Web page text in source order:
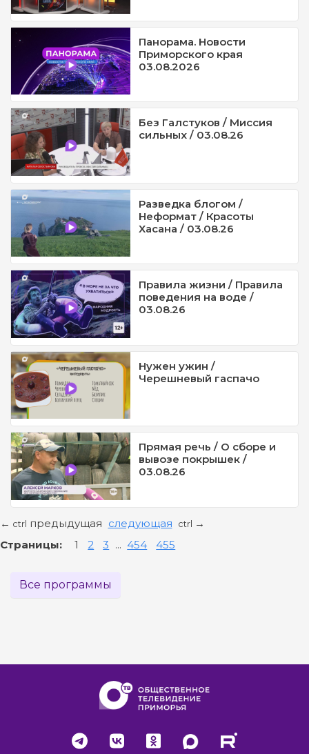
Панорама. Новости
Приморского края
03.08.2026
Без Галстуков / Миссия
сильных / 03.08.26
Разведка блогом /
Неформат / Красоты
Хасана / 03.08.26
Правила жизни / Правила
поведения на воде /
03.08.26
Нужен ужин /
Черешневый гаспачо
Прямая речь / О сборе и
вывозе покрышек /
03.08.26
← ctrl предыдущая следующая ctrl →
Страницы: 1 2 3 ... 454 455
Все программы